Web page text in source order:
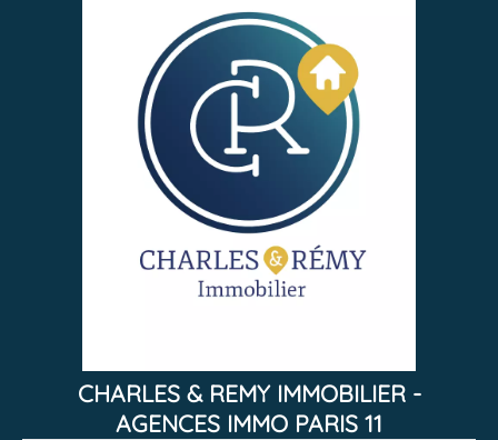
CHARLES & REMY IMMOBILIER -
AGENCES IMMO PARIS 11